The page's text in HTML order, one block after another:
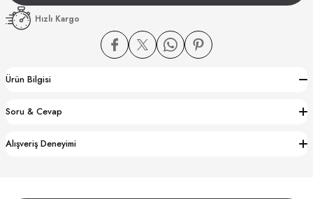
Hızlı Kargo
Ürün Bilgisi
Soru & Cevap
Alışveriş Deneyimi